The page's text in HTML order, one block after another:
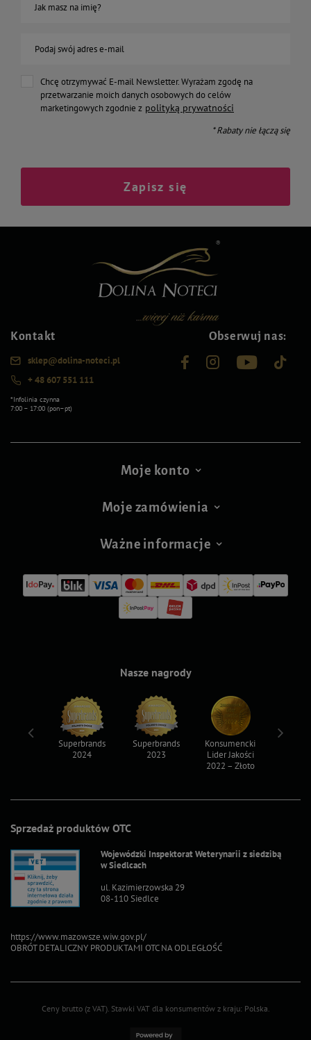
Jak masz na imię?
Podaj swój adres e-mail
Chcę otrzymywać E-mail Newsletter. Wyrażam zgodę na
przetwarzanie moich danych osobowych do celów
marketingowych zgodnie z polityką prywatności
* Rabaty nie łączą się
Zapisz się
Kontakt
sklep@dolina-noteci.pl
+ 48 607 551 111
*Infolinia czynna
7:00 – 17:00 (pon–pt)
Obserwuj nas:
Moje konto
Moje zamówienia
Ważne informacje
Sprzedaż produktów OTC
Wojewódzki Inspektorat Weterynarii z siedzibą
w Siedlcach
ul. Kazimierzowska 29
08-110 Siedlce
https://www.mazowsze.wiw.gov.pl/
OBRÓT DETALICZNY PRODUKTAMI OTC NA ODLEGŁOŚĆ
Nasze nagrody
Superbrands
2024
Superbrands
2023
Konsumencki
Lider Jakości
2022 – Złoto
Ceny brutto (z VAT). Stawki VAT dla konsumentów z kraju: Polska.